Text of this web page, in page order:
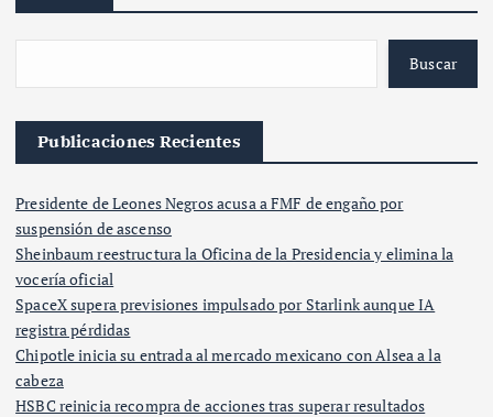
Buscar
Publicaciones Recientes
Presidente de Leones Negros acusa a FMF de engaño por
suspensión de ascenso
Sheinbaum reestructura la Oficina de la Presidencia y elimina la
vocería oficial
SpaceX supera previsiones impulsado por Starlink aunque IA
registra pérdidas
Chipotle inicia su entrada al mercado mexicano con Alsea a la
cabeza
HSBC reinicia recompra de acciones tras superar resultados